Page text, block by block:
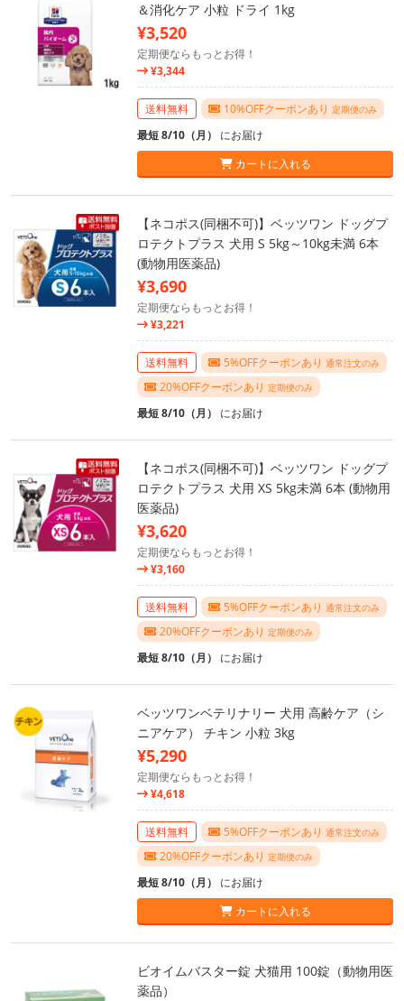
＆消化ケア 小粒 ドライ 1kg
¥3,520
定期便ならもっとお得！
¥3,344
送料無料 10%OFFクーポンあり 定期便のみ
最短 8/10（月） にお届け
カートに入れる
【ネコポス(同梱不可)】ベッツワン ドッグプ
ロテクトプラス 犬用 S 5kg～10kg未満 6本
(動物用医薬品)
¥3,690
定期便ならもっとお得！
¥3,221
送料無料 5%OFFクーポンあり 通常注文のみ
20%OFFクーポンあり 定期便のみ
最短 8/10（月） にお届け
【ネコポス(同梱不可)】ベッツワン ドッグプ
ロテクトプラス 犬用 XS 5kg未満 6本 (動物用
医薬品)
¥3,620
定期便ならもっとお得！
¥3,160
送料無料 5%OFFクーポンあり 通常注文のみ
20%OFFクーポンあり 定期便のみ
最短 8/10（月） にお届け
ベッツワンベテリナリー 犬用 高齢ケア（シ
ニアケア） チキン 小粒 3kg
¥5,290
定期便ならもっとお得！
¥4,618
送料無料 5%OFFクーポンあり 通常注文のみ
20%OFFクーポンあり 定期便のみ
最短 8/10（月） にお届け
カートに入れる
ビオイムバスター錠 犬猫用 100錠（動物用医
薬品）